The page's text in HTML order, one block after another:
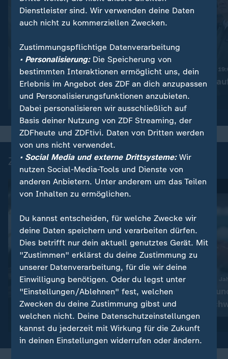
Nachrichten | heute 19:00 Uhr
Trotz Krieg:
Leihmutterschaft in der
Ukraine
Video1:38
Nachrichten | heute
Taiwan rüstet
Video1:45
Zuletzt auf ZDFheute veröffentlicht
Liveblog
Russland greift die Ukraine an:
Aktuelles zum Krieg in der
Ukraine
Comeback nach drei
Maya Tobehn
ungeplante
mit Video1:27
Dienstleister sind. Wir verwenden deine Daten
auch nicht zu kommerziellen Zwecken.
Zustimmungspflichtige Datenverarbeitung
• Personalisierung:Die Speicherung von
bestimmten Interaktionen ermöglicht uns, dein
Erlebnis im Angebot des ZDF an dich anzupassen
und Personalisierungsfunktionen anzubieten.
Dabei personalisieren wir ausschließlich auf
Basis deiner Nutzung von ZDF Streaming, der
ZDFheute und ZDFtivi. Daten von Dritten werden
von uns nicht verwendet.
• Social Media und externe Drittsysteme:Wir
nutzen Social-Media-Tools und Dienste von
anderen Anbietern. Unter anderem um das Teilen
von Inhalten zu ermöglichen.
Du kannst entscheiden, für welche Zwecke wir
deine Daten speichern und verarbeiten dürfen.
Dies betrifft nur dein aktuell genutztes Gerät. Mit
"Zustimmen" erklärst du deine Zustimmung zu
unserer Datenverarbeitung, für die wir deine
Einwilligung benötigen. Oder du legst unter
"Einstellungen/Ablehnen" fest, welchen
Zwecken du deine Zustimmung gibst und
welchen nicht. Deine Datenschutzeinstellungen
kannst du jederzeit mit Wirkung für die Zukunft
in deinen Einstellungen widerrufen oder ändern.